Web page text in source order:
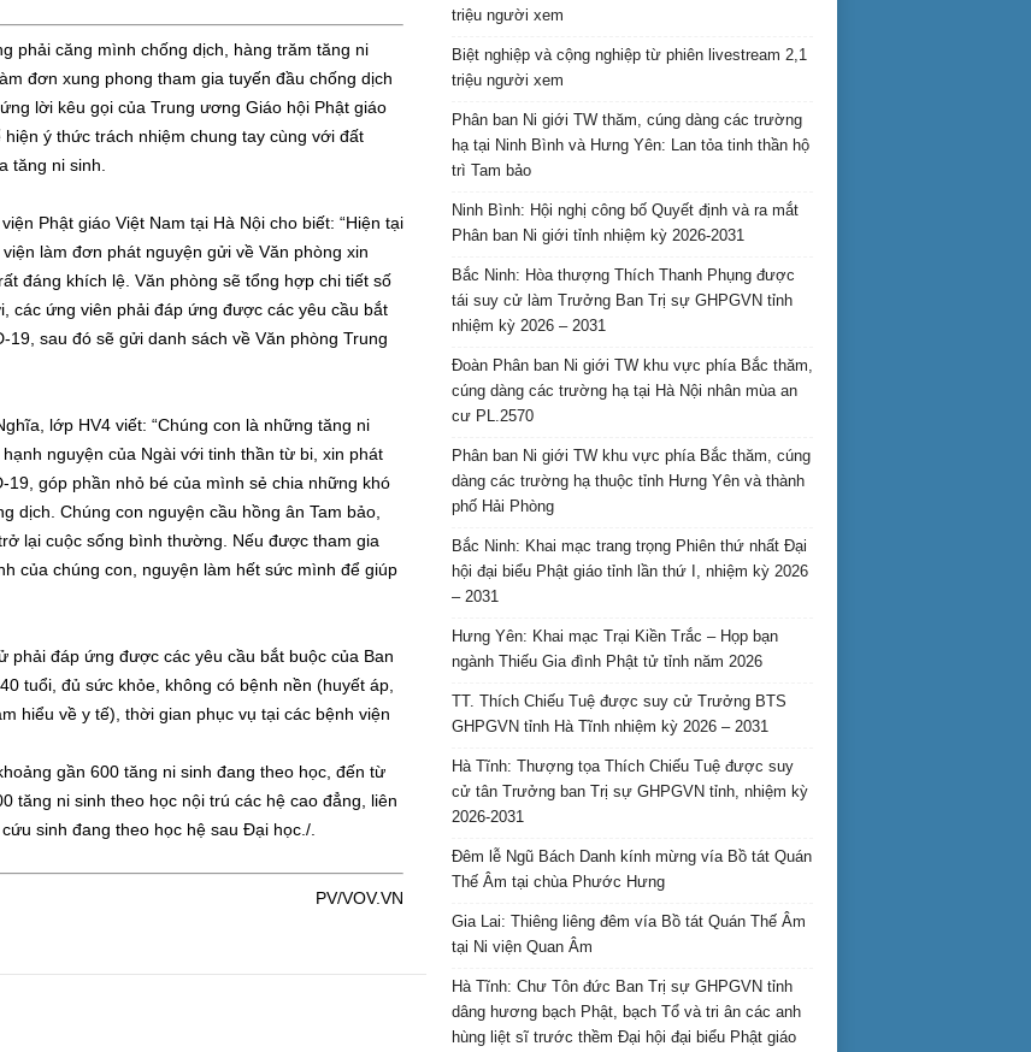
phải căng mình chống dịch, hàng trăm tăng ni
đơn xung phong tham gia tuyến đầu chống dịch
lời kêu gọi của Trung ương Giáo hội Phật giáo
ý thức trách nhiệm chung tay cùng với đất
tăng ni sinh.
Phật giáo Việt Nam tại Hà Nội cho biết: “Hiện tại
làm đơn phát nguyện gửi về Văn phòng xin
đáng khích lệ. Văn phòng sẽ tổng hợp chi tiết số
các ứng viên phải đáp ứng được các yêu cầu bắt
19, sau đó sẽ gửi danh sách về Văn phòng Trung
lớp HV4 viết: “Chúng con là những tăng ni
nguyện của Ngài với tinh thần từ bi, xin phát
góp phần nhỏ bé của mình sẻ chia những khó
dịch. Chúng con nguyện cầu hồng ân Tam bảo,
lại cuộc sống bình thường. Nếu được tham gia
của chúng con, nguyện làm hết sức mình để giúp
đáp ứng được các yêu cầu bắt buộc của Ban
tuổi, đủ sức khỏe, không có bệnh nền (huyết áp,
hiểu về y tế), thời gian phục vụ tại các bệnh viện
gần 600 tăng ni sinh đang theo học, đến từ
tăng ni sinh theo học nội trú các hệ cao đẳng, liên
sinh đang theo học hệ sau Đại học./.
PV/VOV.VN
triệu người xem
Biệt nghiệp và cộng nghiệp từ phiên livestream 2,1
triệu người xem
Phân ban Ni giới TW thăm, cúng dàng các trường
hạ tại Ninh Bình và Hưng Yên: Lan tỏa tinh thần hộ
trì Tam bảo
Ninh Bình: Hội nghị công bố Quyết định và ra mắt
Phân ban Ni giới tỉnh nhiệm kỳ 2026-2031
Bắc Ninh: Hòa thượng Thích Thanh Phụng được
tái suy cử làm Trưởng Ban Trị sự GHPGVN tỉnh
nhiệm kỳ 2026 – 2031
Đoàn Phân ban Ni giới TW khu vực phía Bắc thăm,
cúng dàng các trường hạ tại Hà Nội nhân mùa an
cư PL.2570
Phân ban Ni giới TW khu vực phía Bắc thăm, cúng
dàng các trường hạ thuộc tỉnh Hưng Yên và thành
phố Hải Phòng
Bắc Ninh: Khai mạc trang trọng Phiên thứ nhất Đại
hội đại biểu Phật giáo tỉnh lần thứ I, nhiệm kỳ 2026
– 2031
Hưng Yên: Khai mạc Trại Kiền Trắc – Họp bạn
ngành Thiếu Gia đình Phật tử tỉnh năm 2026
TT. Thích Chiếu Tuệ được suy cử Trưởng BTS
GHPGVN tỉnh Hà Tĩnh nhiệm kỳ 2026 – 2031
Hà Tĩnh: Thượng tọa Thích Chiếu Tuệ được suy
cử tân Trưởng ban Trị sự GHPGVN tỉnh, nhiệm kỳ
2026-2031
Đêm lễ Ngũ Bách Danh kính mừng vía Bồ tát Quán
Thế Âm tại chùa Phước Hưng
Gia Lai: Thiêng liêng đêm vía Bồ tát Quán Thế Âm
tại Ni viện Quan Âm
Hà Tĩnh: Chư Tôn đức Ban Trị sự GHPGVN tỉnh
dâng hương bạch Phật, bạch Tổ và tri ân các anh
hùng liệt sĩ trước thềm Đại hội đại biểu Phật giáo